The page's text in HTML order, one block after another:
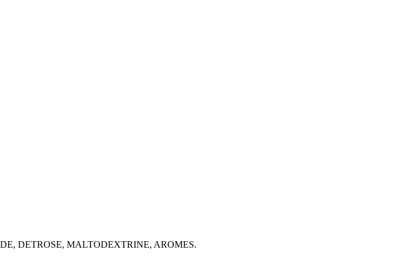
DETROSE, MALTODEXTRINE, AROMES.